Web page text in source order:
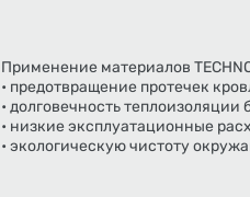
Применение материалов
• предотвращение протечек
• долговечность теплоизоляции
• низкие эксплуатационные
• экологическую чистоту